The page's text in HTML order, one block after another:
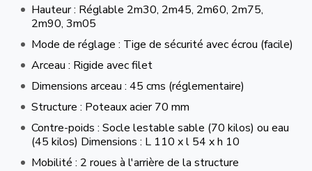
Hauteur : Réglable 2m30, 2m45, 2m60, 2m75,
2m90, 3m05
Mode de réglage : Tige de sécurité avec écrou (facile)
Arceau : Rigide avec filet
Dimensions arceau : 45 cms (réglementaire)
Structure : Poteaux acier 70 mm
Contre-poids : Socle lestable sable (70 kilos) ou eau
(45 kilos) Dimensions : L 110 x l 54 x h 10
Mobilité : 2 roues à l'arrière de la structure